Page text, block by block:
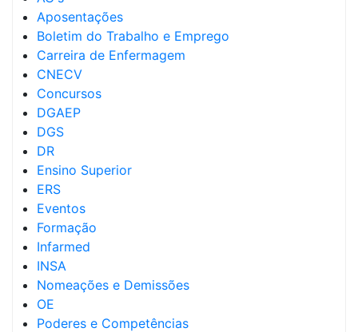
Aposentações
Boletim do Trabalho e Emprego
Carreira de Enfermagem
CNECV
Concursos
DGAEP
DGS
DR
Ensino Superior
ERS
Eventos
Formação
Infarmed
INSA
Nomeações e Demissões
OE
Poderes e Competências